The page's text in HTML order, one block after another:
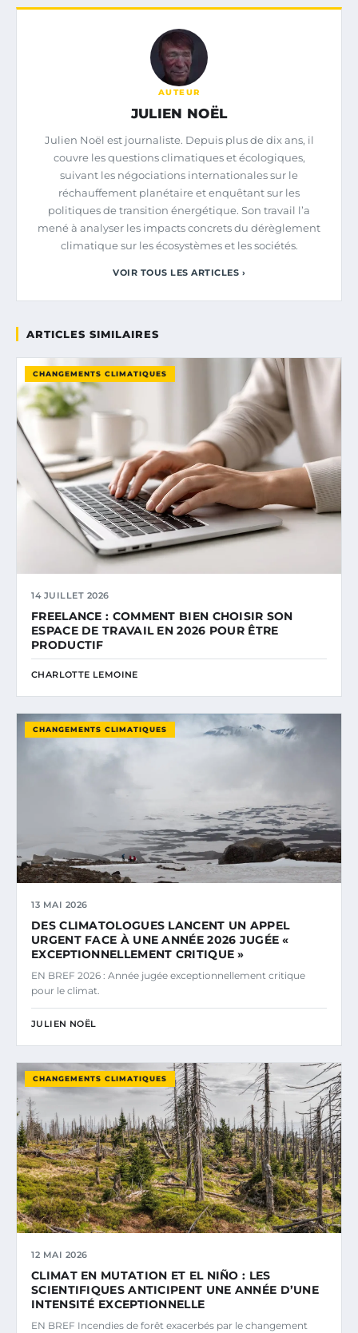
AUTEUR
JULIEN NOËL
Julien Noël est journaliste. Depuis plus de dix ans, il
couvre les questions climatiques et écologiques,
suivant les négociations internationales sur le
réchauffement planétaire et enquêtant sur les
politiques de transition énergétique. Son travail l’a
mené à analyser les impacts concrets du dérèglement
climatique sur les écosystèmes et les sociétés.
VOIR TOUS LES ARTICLES ›
ARTICLES SIMILAIRES
CHANGEMENTS CLIMATIQUES
14 JUILLET 2026
FREELANCE : COMMENT BIEN CHOISIR SON
ESPACE DE TRAVAIL EN 2026 POUR ÊTRE
PRODUCTIF
CHARLOTTE LEMOINE
CHANGEMENTS CLIMATIQUES
13 MAI 2026
DES CLIMATOLOGUES LANCENT UN APPEL
URGENT FACE À UNE ANNÉE 2026 JUGÉE «
EXCEPTIONNELLEMENT CRITIQUE »
EN BREF 2026 : Année jugée exceptionnellement critique
pour le climat.
JULIEN NOËL
CHANGEMENTS CLIMATIQUES
12 MAI 2026
CLIMAT EN MUTATION ET EL NIÑO : LES
SCIENTIFIQUES ANTICIPENT UNE ANNÉE D’UNE
INTENSITÉ EXCEPTIONNELLE
EN BREF Incendies de forêt exacerbés par le changement